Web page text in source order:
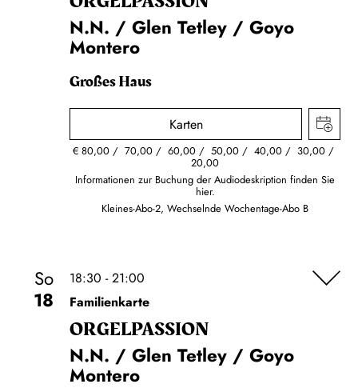
N.N. / Glen Tetley / Goyo
Montero
Großes Haus
Karten
€80,00 70,00 60,00 50,00 40,00 30,00
20,00
Informationen zur Buchung der Audiodeskription finden Sie
hier.
Kleines-Abo-2, Wechselnde Wochentage-Abo B
So
18
18:30 - 21:00
Familienkarte
ORGEL­PASSION
N.N. / Glen Tetley / Goyo
Montero